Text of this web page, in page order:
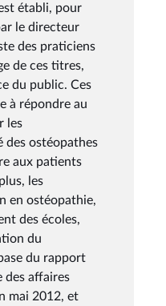
établi, pour
le directeur
des praticiens
de ces titres,
du public. Ces
à répondre au
les
des ostéopathes
aux patients
les
en ostéopathie,
des écoles,
du
du rapport
des affaires
mai 2012, et